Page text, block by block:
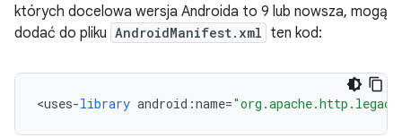
których docelowa wersja Androida to 9 lub nowsza, mogą
dodać do pliku AndroidManifest.xml ten kod:
<uses-library android :name=